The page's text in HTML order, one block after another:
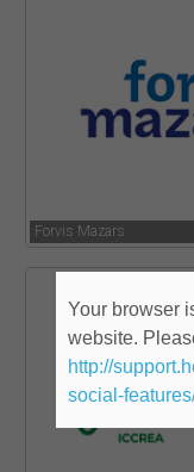
Forvis Mazars
Your browser
website.
http://
social-